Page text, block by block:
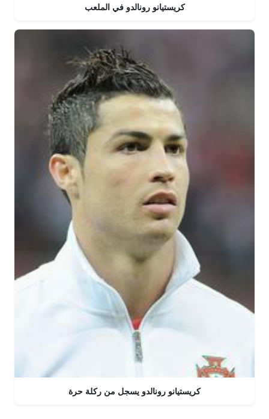
كريستيانو رونالدو في الملعب
كريستيانو رونالدو يسجل من ركلة حرة